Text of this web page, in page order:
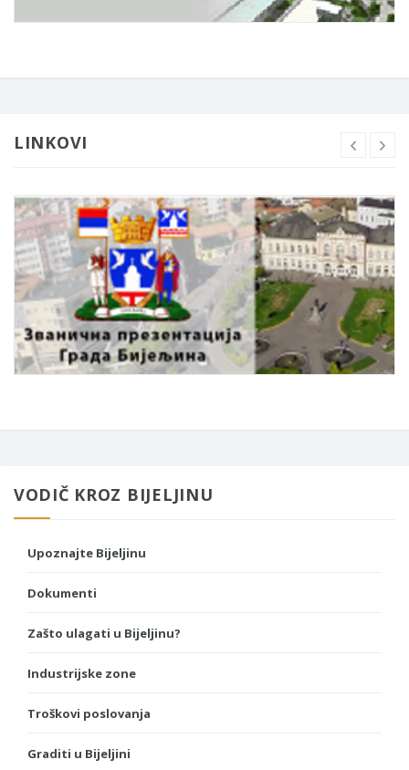
LINKOVI
VODIČ KROZ BIJELJINU
Upoznajte Bijeljinu
Dokumenti
Zašto ulagati u Bijeljinu?
Industrijske zone
Troškovi poslovanja
Graditi u Bijeljini